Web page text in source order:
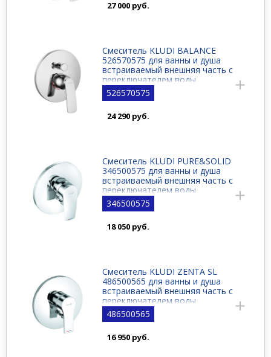
27 000 руб.
Смеситель KLUDI BALANCE
526570575 для ванны и душа
встраиваемый внешняя часть с
переключателем воды
526570575
24 290 руб.
Смеситель KLUDI PURE&SOLID
346500575 для ванны и душа
встраиваемый внешняя часть с
переключателем воды
346500575
18 050 руб.
Смеситель KLUDI ZENTA SL
486500565 для ванны и душа
встраиваемый внешняя часть с
переключателем воды
486500565
16 950 руб.